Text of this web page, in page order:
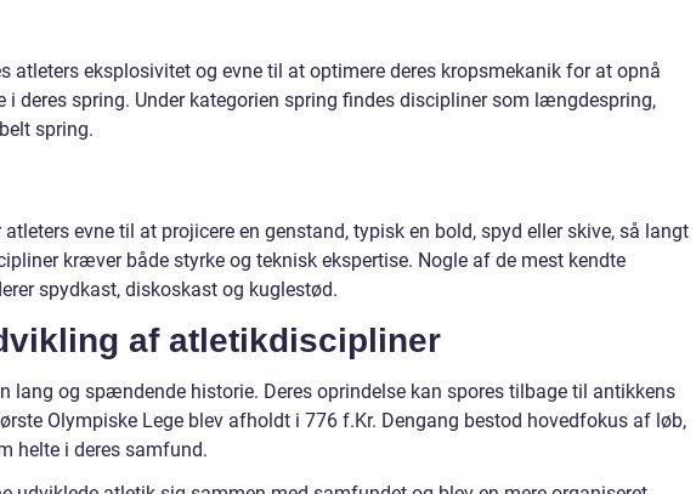
atleters eksplosivitet og evne til at optimere deres kropsmekanik for at opnå
deres spring. Under kategorien spring findes discipliner som længdespring,
spring.
evne til at projicere en genstand, typisk en bold, spyd eller skive, så langt
kræver både styrke og teknisk ekspertise. Nogle af de mest kendte
spydkast, diskoskast og kuglestød.
af atletikdiscipliner
lang og spændende historie. Deres oprindelse kan spores tilbage til antikkens
Olympiske Lege blev afholdt i 776 f.Kr. Dengang bestod hovedfokus af løb,
helte i deres samfund.